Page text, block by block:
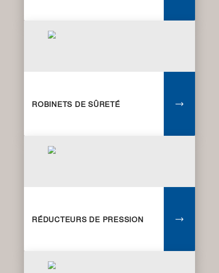
ROBINETS DE SÛRETÉ
RÉDUCTEURS DE PRESSION